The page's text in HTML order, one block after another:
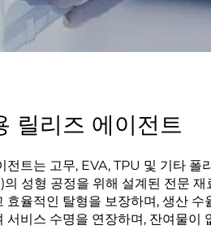
릴리즈 에이전트
트는 고무, EVA, TPU 및 기타 폴
성형 공정을 위해 설계된 전문 재
율적인 탈형을 보장하며, 생산 수
비스 수명을 연장하며, 잔여물이